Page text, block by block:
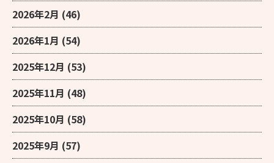
2026年2月 (46)
2026年1月 (54)
2025年12月 (53)
2025年11月 (48)
2025年10月 (58)
2025年9月 (57)